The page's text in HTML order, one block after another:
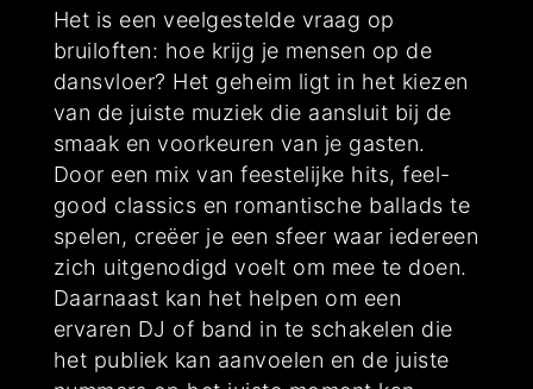
Het is een veelgestelde vraag op
bruiloften: hoe krijg je mensen op de
dansvloer? Het geheim ligt in het kiezen
van de juiste muziek die aansluit bij de
smaak en voorkeuren van je gasten.
Door een mix van feestelijke hits, feel-
good classics en romantische ballads te
spelen, creëer je een sfeer waar iedereen
zich uitgenodigd voelt om mee te doen.
Daarnaast kan het helpen om een
ervaren DJ of band in te schakelen die
het publiek kan aanvoelen en de juiste